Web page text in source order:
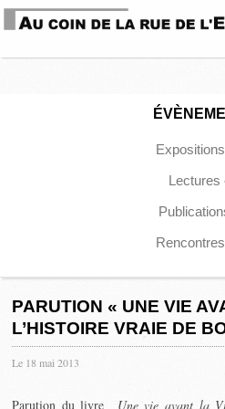
Expositions
Lectures
Rencontres
PARUTION « UNE VIE
L’HISTOIRE VRAIE DE
Le 18 mai 2013
Parution du livre Une vie avant la